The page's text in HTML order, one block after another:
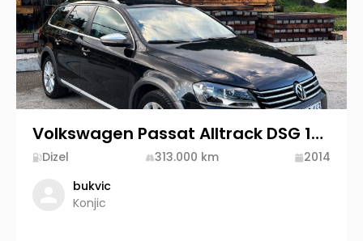
Volkswagen Passat Alltrack DSG 130KW
Dizel 313.000 km
2014
bukvic
Konjic